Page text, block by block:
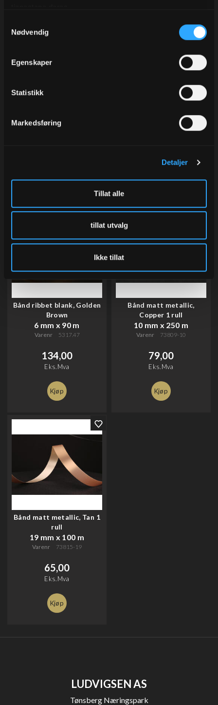
Nødvendig
Egenskaper
Statistikk
Markedsføring
Detaljer
Tillat alle
tillat utvalg
Ikke tillat
Silkepapir Coral, 19 gr
Kjøp
Silkepapir Tan, 19 gr
133-42
Kjøp
Bånd ribbet blank, Golden
Brown
6 mm x 90 m
Varenr 5317.47
134,00
Eks.Mva
Kjøp
Bånd matt metallic,
Copper 1 rull
10 mm x 250 m
Varenr 73809-10
79,00
Eks.Mva
Kjøp
Bånd matt metallic, Tan 1
rull
19 mm x 100 m
Varenr 73815-19
65,00
Eks.Mva
Kjøp
LUDVIGSEN AS
Tønsberg Næringspark